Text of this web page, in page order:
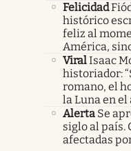
Felicidad
histórico
feliz al
América,
ViralIsaac
historiador:
romano, el
la Luna en el
Alerta Se
siglo al país.
afectadas